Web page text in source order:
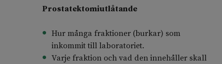
Prostatektomiutlåtande
Hur många fraktioner (burkar) som
inkommit till laboratoriet.
Varje fraktion och vad den innehåller skall